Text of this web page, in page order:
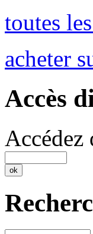
toutes
acheter
Accès
Accédez